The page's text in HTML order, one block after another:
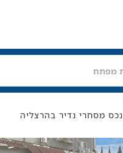
נכס מסחרי נדיר בהרצליה